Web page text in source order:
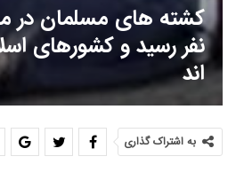
نفر رسید و کشورهای
اند
به اشتراک گذاری